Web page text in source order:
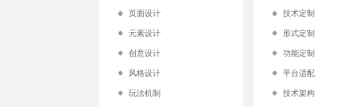
页面设计
元素设计
创意设计
风格设计
玩法机制
技术定制
形式定制
功能定制
平台适配
技术架构